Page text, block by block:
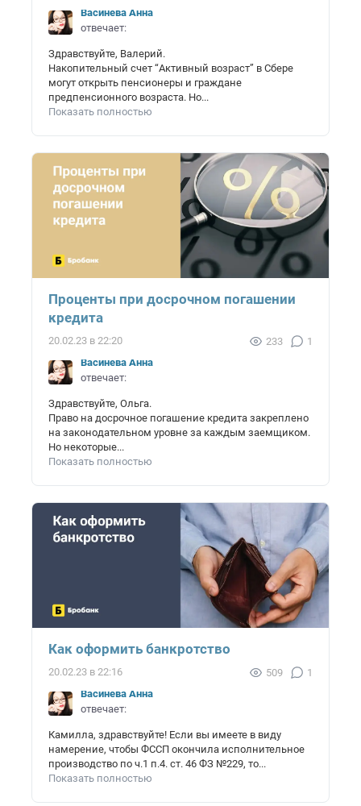
Васинёва Анна
отвечает:
Здравствуйте, Валерий.
Накопительный счет “Активный возраст” в Сбере
могут открыть пенсионеры и граждане
предпенсионного возраста. Но...
Показать полностью
Проценты при досрочном погашении
кредита
20.02.23 в 22:20 233
1
Васинёва Анна
отвечает:
Здравствуйте, Ольга.
Право на досрочное погашение кредита закреплено
на законодательном уровне за каждым заемщиком.
Но некоторые...
Показать полностью
Как оформить банкротство
20.02.23 в 22:16 509
1
Васинёва Анна
отвечает:
Камилла, здравствуйте! Если вы имеете в виду
намерение, чтобы ФССП окончила исполнительное
производство по ч.1 п.4. ст. 46 ФЗ №229, то...
Показать полностью